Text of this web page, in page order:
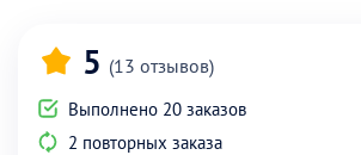
5 (13 отзывов)
Выполнено 20 заказов
2 повторных заказа